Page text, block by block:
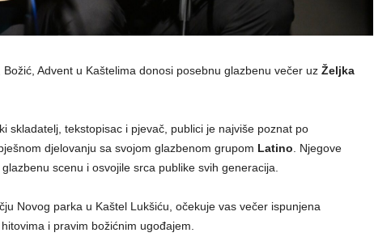
Advent u Kaštelima donosi posebnu glazbenu večer uz Željka
skladatelj, tekstopisac i pjevač, publici je najviše poznat po
djelovanju sa svojom glazbenom grupom Latino . Njegove
scenu i osvojile srca publike svih generacija.
Novog parka u Kaštel Lukšiću, očekuje vas večer ispunjena
i pravim božićnim ugođajem.